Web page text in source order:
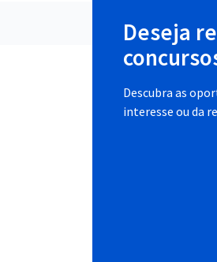
Deseja
Descubra as
interesse ou da